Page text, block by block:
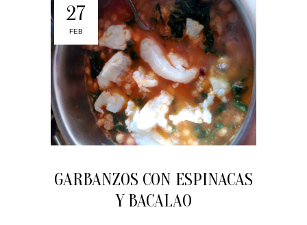
27
FEB
GARBANZOS CON ESPINACAS
Y BACALAO